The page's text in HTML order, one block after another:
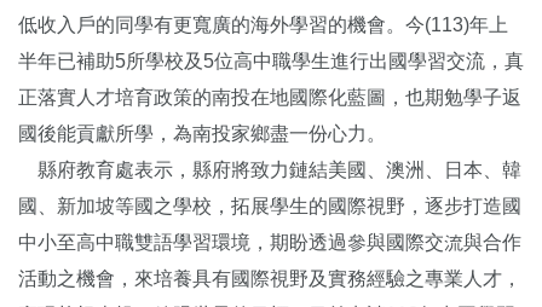
低收入戶的同學有更寬廣的海外學習的機會。今(113)年上
半年已補助5所學校及5位高中職學生進行出國學習交流，真
正落實人才培育政策的南投在地國際化藍圖，也期勉學子返
國後能貢獻所學，為南投家鄉盡一份心力。
縣府教育處表示，縣府將致力鏈結美國、澳洲、日本、韓
國、新加坡等國之學校，拓展學生的國際視野，逐步打造國
中小至高中職雙語學習環境，期盼透過參與國際交流與合作
活動之機會，來培養具有國際視野及實務經驗之專業人才，